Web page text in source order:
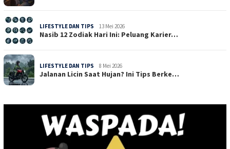
LIFESTYLE DAN TIPS 13 Mei 2026
Nasib 12 Zodiak Hari Ini: Peluang Karier…
LIFESTYLE DAN TIPS 8 Mei 2026
Jalanan Licin Saat Hujan? Ini Tips Berke…